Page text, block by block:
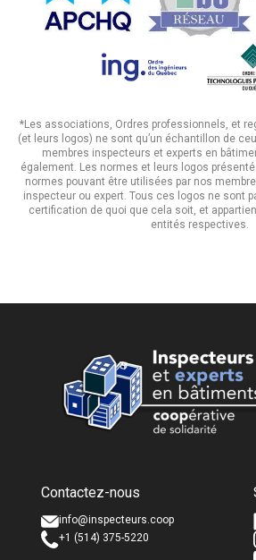
*Les associations, Ordres professionnels, et
(et leurs logos) ne sont qu’un échantillon de
membres inspecteurs et experts en
également. Les normes et leurs logos
normes pouvant être utilisées par nos
inspecteur ou expert. Tous ces logos ne sont
certification de quoi que cela soit, et
entités respectives.
Nom complet *
Courriel *
Nom complet *
Courriel *
Contactez-nous
info@inspecteurs.coop
+1 (514) 375-5220